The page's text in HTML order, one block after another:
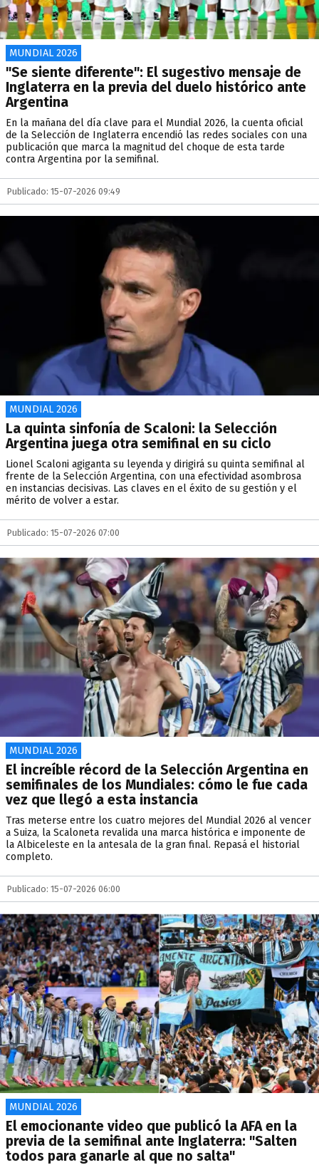
MUNDIAL 2026
"Se siente diferente": El sugestivo mensaje de
Inglaterra en la previa del duelo histórico ante
Argentina
En la mañana del día clave para el Mundial 2026, la cuenta oficial
de la Selección de Inglaterra encendió las redes sociales con una
publicación que marca la magnitud del choque de esta tarde
contra Argentina por la semifinal.
Publicado: 15-07-2026 09:49
MUNDIAL 2026
La quinta sinfonía de Scaloni: la Selección
Argentina juega otra semifinal en su ciclo
​Lionel Scaloni agiganta su leyenda y dirigirá su quinta semifinal al
frente de la Selección Argentina, con una efectividad asombrosa
en instancias decisivas. Las claves en el éxito de su gestión y el
mérito de volver a estar.
Publicado: 15-07-2026 07:00
MUNDIAL 2026
El increíble récord de la Selección Argentina en
semifinales de los Mundiales: cómo le fue cada
vez que llegó a esta instancia
Tras meterse entre los cuatro mejores del Mundial 2026 al vencer
a Suiza, la Scaloneta revalida una marca histórica e imponente de
la Albiceleste en la antesala de la gran final. Repasá el historial
completo.
Publicado: 15-07-2026 06:00
MUNDIAL 2026
El emocionante video que publicó la AFA en la
previa de la semifinal ante Inglaterra: "Salten
todos para ganarle al que no salta"